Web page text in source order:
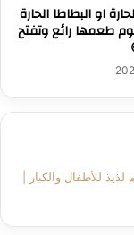
او البطاطا الحارة
طعمها رائع وتفتح
للأطفال والكبار |